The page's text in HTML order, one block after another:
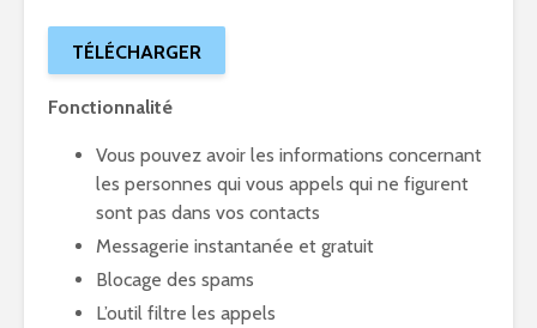
TÉLÉCHARGER
Fonctionnalité
Vous pouvez avoir les informations concernant
les personnes qui vous appels qui ne figurent
sont pas dans vos contacts
Messagerie instantanée et gratuit
Blocage des spams
L’outil filtre les appels